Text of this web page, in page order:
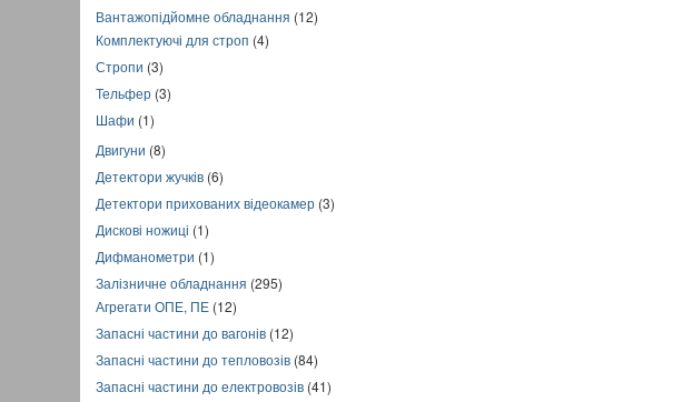
Вантажопідйомне обладнання (12)
Комплектуючі для строп (4)
Стропи (3)
Тельфер (3)
Шафи (1)
Двигуни (8)
Детектори жучків (6)
Детектори прихованих відеокамер (3)
Дискові ножиці (1)
Дифманометри (1)
Залізничне обладнання (295)
Агрегати ОПЕ, ПЕ (12)
Запасні частини до вагонів (12)
Запасні частини до тепловозів (84)
Запасні частини до електровозів (41)